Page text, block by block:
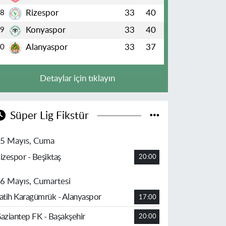
8 Rizespor 33 40
9 Konyaspor 33 40
Alanyaspor 33 37
Detaylar için tıklayın
Süper Lig Fikstür
Mayıs, Cuma
- Beşiktaş
20:00
Mayıs, Cumartesi
Karagümrük - Alanyaspor
17:00
FK - Başakşehir 20:00